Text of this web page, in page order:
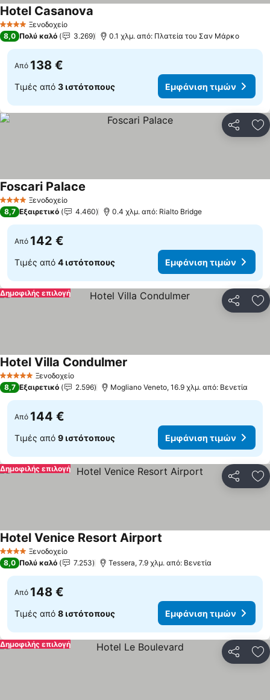
4 ΑστέριαΞενοδοχείο
Hotel Casanova
8,0 Πολύ καλό 3.269 0.1 χλμ. από: Πλατεία του Σαν Μάρκο
Από 138 €
Τιμές από 3 ιστότοπους Εμφάνιση τιμών
4 ΑστέριαΞενοδοχείο
Foscari Palace
8,7 Εξαιρετικό 4.460 0.4 χλμ. από: Rialto Bridge
Από 142 €
Τιμές από 4 ιστότοπους Εμφάνιση τιμών
Δημοφιλής επιλογή
5 Αστέρια Ξενοδοχείο
Hotel Villa Condulmer
8,7 Εξαιρετικό 2.596 Mogliano Veneto, 16.9 χλμ. από: Βενετία
Από 144 €
Τιμές από 9 ιστότοπους Εμφάνιση τιμών
Δημοφιλής επιλογή
4 ΑστέριαΞενοδοχείο
Hotel Venice Resort Airport
8,0 Πολύ καλό 7.253 Tessera, 7.9 χλμ. από: Βενετία
Από 148 €
Τιμές από 8 ιστότοπους Εμφάνιση τιμών
Δημοφιλής επιλογή